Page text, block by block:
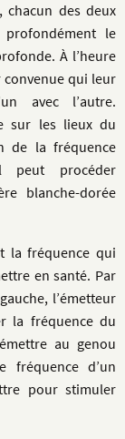
chacun des deux
profondément le
À l’heure
convenue qui leur
avec l’autre.
sur les lieux du
de la fréquence
peut procéder
blanche-dorée
la fréquence qui
en santé. Par
l’émetteur
la fréquence du
au genou
fréquence d’un
pour stimuler